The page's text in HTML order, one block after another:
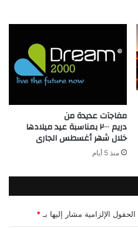
مفاجآت عديدة من
دريم ٢٠٠٠ بمناسبة عيد ميلادها
خلال شهر أغسطس الجارى
منذ 5 أيام
الحقول الإلزامية مشار إليها بـ *